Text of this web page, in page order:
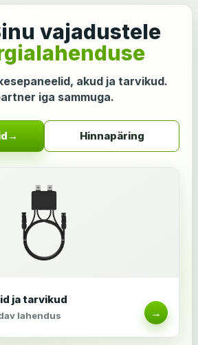
vajadustele
akud ja tarvikud.
iga sammuga.
→ Hinnapäring
ja tarvikud
lahendus →